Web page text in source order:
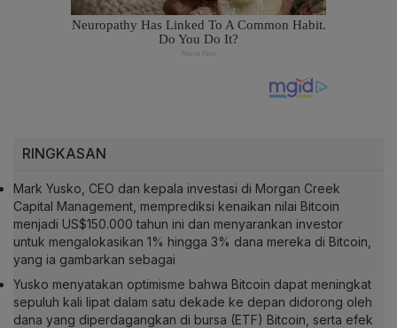
RINGKASAN
Mark Yusko, CEO dan kepala investasi di Morgan Creek
Capital Management, memprediksi kenaikan nilai Bitcoin
menjadi US$150.000 tahun ini dan menyarankan investor
untuk mengalokasikan 1% hingga 3% dana mereka di Bitcoin,
yang ia gambarkan sebagai
Yusko menyatakan optimisme bahwa Bitcoin dapat meningkat
sepuluh kali lipat dalam satu dekade ke depan didorong oleh
dana yang diperdagangkan di bursa (ETF) Bitcoin, serta efek